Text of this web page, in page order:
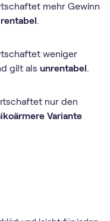
mehr Gewinn
rentabel.
weniger
gilt als unrentabel.
nur den
Variante